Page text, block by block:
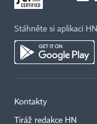
Stáhněte si aplikaci HN
Kontakty
Tiráž redakce HN